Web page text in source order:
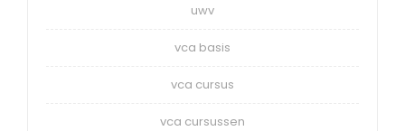
uwv
vca basis
vca cursus
vca cursussen